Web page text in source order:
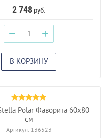
2 748руб.
− +
В КОРЗИНУ
Polar Фаворита 60х80
см
Артикул:136523